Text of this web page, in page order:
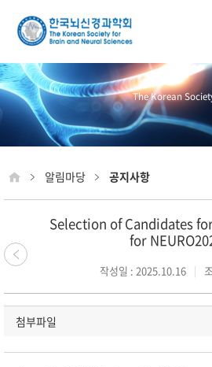
The Korean
알림마당 공지사항
Selection of Candidates
for
작성일 : 2025.10.16
첨부파일